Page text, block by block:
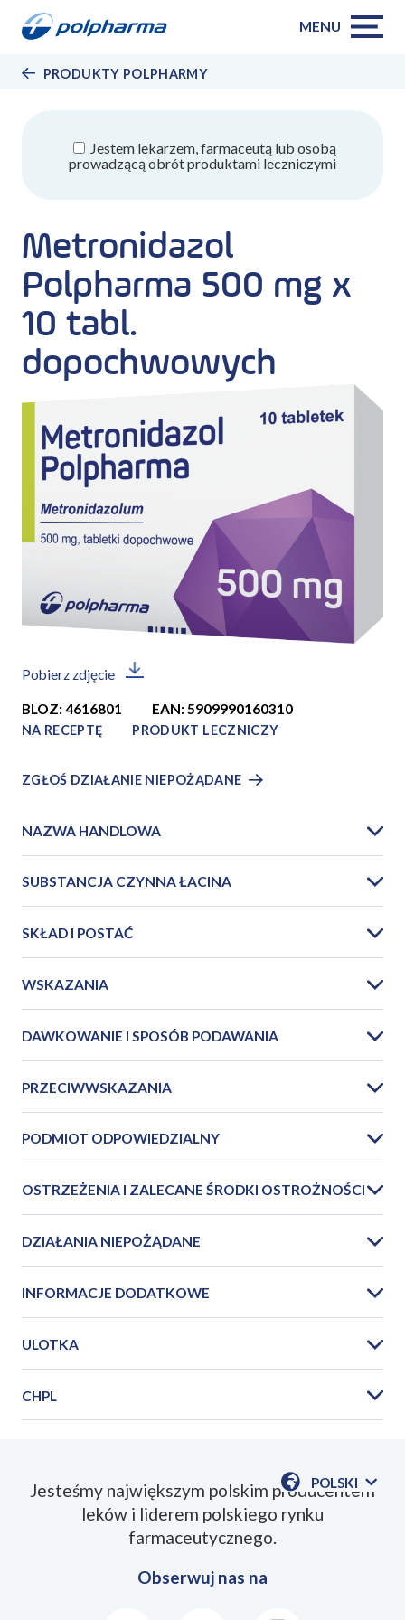
MENU
PRODUKTY POLPHARMY
Jestem lekarzem, farmaceutą lub osobą
prowadzącą obrót produktami leczniczymi
Metronidazol
Polpharma 500 mg x
10 tabl.
dopochwowych
Pobierz zdjęcie
BLOZ: 4616801 EAN: 5909990160310
NA RECEPTĘ PRODUKT LECZNICZY
ZGŁOŚ DZIAŁANIE NIEPOŻĄDANE
NAZWA HANDLOWA
SUBSTANCJA CZYNNA ŁACINA
SKŁAD I POSTAĆ
WSKAZANIA
DAWKOWANIE I SPOSÓB PODAWANIA
PRZECIWWSKAZANIA
PODMIOT ODPOWIEDZIALNY
OSTRZEŻENIA I ZALECANE ŚRODKI OSTROŻNOŚCI
DZIAŁANIA NIEPOŻĄDANE
INFORMACJE DODATKOWE
ULOTKA
PIL_Metronidazol_PPH_vag_2023_03PL.pdf
CHPL
POLSKI
POKAŻ
Jesteśmy największym polskim producentem
leków i liderem polskiego rynku
farmaceutycznego.
Obserwuj nas na